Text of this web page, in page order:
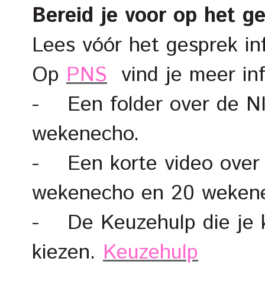
Bereid je voor op het
Lees vóór het gesprek
Op PNS vind je meer
- Een folder over de
wekenecho.
- Een korte video over
wekenecho en 20
- De Keuzehulp die je
kiezen. Keuzehulp